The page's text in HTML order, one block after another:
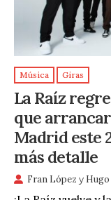
Música Giras
La Raíz
que
Madrid este
más detalle
Fran López y